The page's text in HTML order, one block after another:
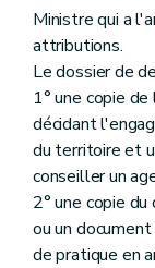
Ministre qui a
attributions.
Le dossier de
1° une copie
décidant
du territoire et
conseiller un
2° une copie
ou un
de pratique en